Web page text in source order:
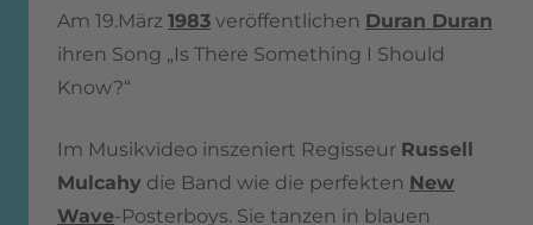
Am 19.März 1983 veröffentlichen Duran Duran
ihren Song „Is There Something I Should
Know?“
Im Musikvideo inszeniert Regisseur Russell
Mulcahy die Band wie die perfekten New
Wave-Posterboys. Sie tanzen in blauen